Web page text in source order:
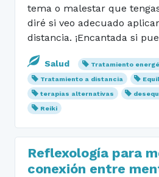
tema o malestar que
diré si veo adecuado
distancia. ¡Encantada si
Salud
Tratamiento
Tratamiento a distancia
terapias alternativas
Reiki
Reflexología para
conexión entre